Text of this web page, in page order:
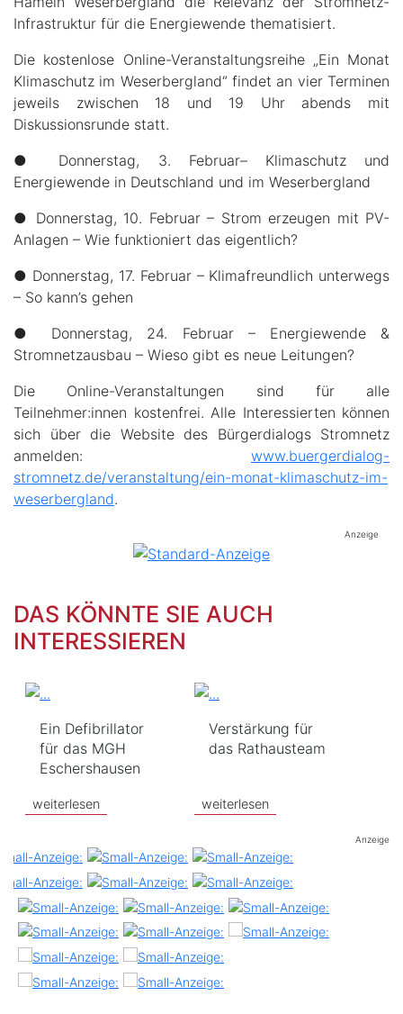
Infrastruktur für die Energiewende thematisiert.
Die kostenlose Online-Veranstaltungsreihe „Ein Monat
Klimaschutz im Weserbergland“ findet an vier Terminen
jeweils zwischen 18 und 19 Uhr abends mit
Diskussionsrunde statt.
● Donnerstag, 3. Februar– Klimaschutz und
Energiewende in Deutschland und im Weserbergland
● Donnerstag, 10. Februar – Strom erzeugen mit PV-
Anlagen – Wie funktioniert das eigentlich?
● Donnerstag, 17. Februar – Klimafreundlich unterwegs
– So kann’s gehen
● Donnerstag, 24. Februar – Energiewende &
Stromnetzausbau – Wieso gibt es neue Leitungen?
Die Online-Veranstaltungen sind für alle
Teilnehmer:innen kostenfrei. Alle Interessierten können
sich über die Website des Bürgerdialogs Stromnetz
anmelden: www.buergerdialog-
stromnetz.de/veranstaltung/ein-monat-klimaschutz-im-
weserbergland.
Anzeige
DAS KÖNNTE SIE AUCH
INTERESSIEREN
Ein Defibrillator
für das MGH
Eschershausen
weiterlesen
Verstärkung für
das Rathausteam
weiterlesen
Anzeige